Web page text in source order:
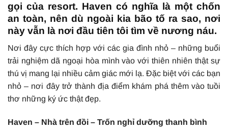
gọi của resort. Haven có nghĩa là một chốn
an toàn, nên dù ngoài kia bão tố ra sao, nơi
này vẫn là nơi đầu tiên tôi tìm về nương náu.
Nơi đây cực thích hợp với các gia đình nhỏ – những buổi
trải nghiệm dã ngoại hòa mình vào với thiên nhiên thật sự
thú vị mang lại nhiều cảm giác mới lạ. Đặc biệt với các bạn
nhỏ – nơi đây trở thành địa điểm khám phá thêm vào tuồi
thơ những ký ức thật đẹp.
Haven – Nhà trên đồi – Trốn nghỉ dưỡng thanh bình